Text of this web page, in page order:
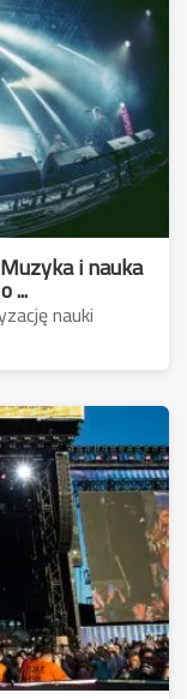
i nauka
połączą siły w walce o ...
nauki